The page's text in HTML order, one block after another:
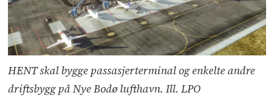
HENT skal bygge passasjerterminal og enkelte andre
driftsbygg på Nye Bodø lufthavn. Ill. LPO